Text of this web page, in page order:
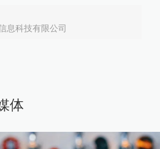
息科技有限公司
体